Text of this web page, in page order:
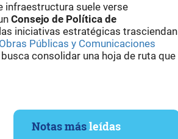
infraestructura suele verse
Consejo de Política de
iniciativas estratégicas trasciendan
Públicas y Comunicaciones
consolidar una hoja de ruta que
Notas másleídas